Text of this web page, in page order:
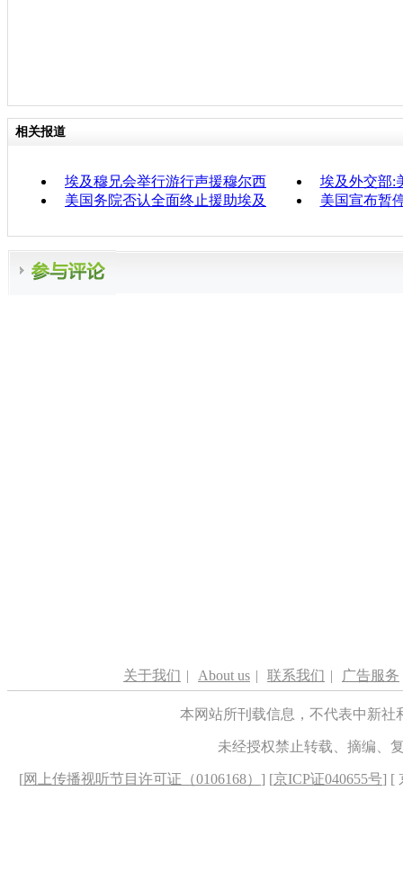
相关报道
埃及穆兄会举行游行声援穆尔西
埃及外交部:
美国务院否认全面终止援助埃及
美国宣布暂
关于我们 | About us | 联系我们 | 广告服务
本网站所刊载信息，不代表中新
未经授权禁止转载、摘编、
[网上传播视听节目许可证（0106168） ] [京ICP证040655号] [